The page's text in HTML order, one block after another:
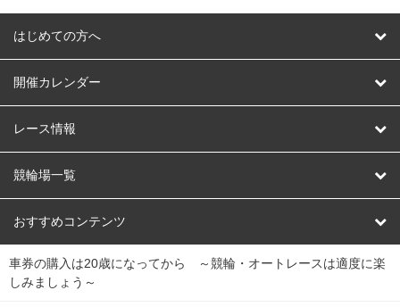
はじめての方へ
はじめての方へ
開催カレンダー
競輪
オートレース
競輪くじ
Dokanto!
レース情報
レース予想
レース結果
キャリーオーバー一覧
競輪場一覧
北日本 函館競輪場
関
東
弥彦競輪場 前橋競輪場 取手競輪場 宇都宮競輪場
おすすめコンテンツ
競輪選手情報
車券の購入は20歳になってから ～競輪・オートレースは適度に楽
しみましょう～